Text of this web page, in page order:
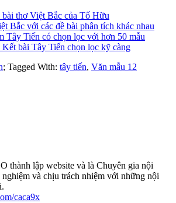
bài thơ Việt Bắc của Tố Hữu
Bắc với các đề bài phân tích khác nhau
Tây Tiến có chọn lọc với hơn 50 mẫu
bài Tây Tiến chọn lọc kỹ càng
; Tagged With: tây tiến, Văn mẫu 12
thành lập website và là Chuyên gia nội
và chịu trách nhiệm với những nội
caca9x